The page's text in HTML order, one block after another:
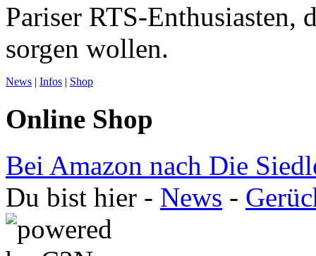
Pariser RTS-
sorgen wollen.
News | Infos | Shop
Online Shop
Bei Amazon nach Die
Du bist hier - News -